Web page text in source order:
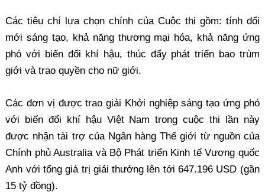
Các tiêu chí lựa chọn chính của Cuộc thi gồm: tính đổi
mới sáng tạo, khả năng thương mại hóa, khả năng ứng
phó với biến đổi khí hậu, thúc đẩy phát triển bao trùm
giới và trao quyền cho nữ giới.
Các đơn vị được trao giải Khởi nghiệp sáng tạo ứng phó
với biến đổi khí hậu Việt Nam trong cuộc thi lần này
được nhận tài trợ của Ngân hàng Thế giới từ nguồn của
Chính phủ Australia và Bộ Phát triển Kinh tế Vương quốc
Anh với tổng giá trị giải thưởng lên tới 647.196 USD (gần
15 tỷ đồng).